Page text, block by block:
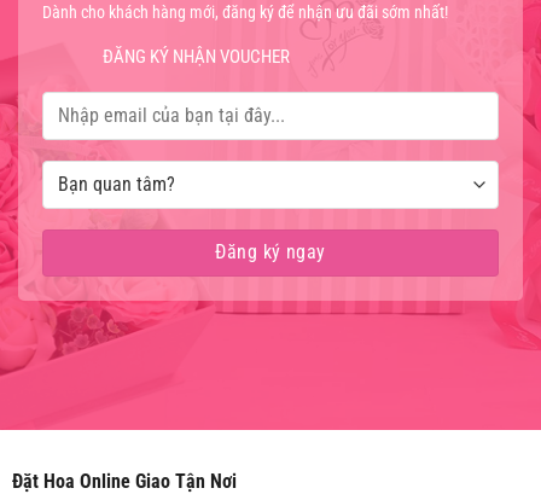
Dành cho khách hàng mới, đăng ký để nhận ưu đãi sớm nhất!
ĐĂNG KÝ NHẬN VOUCHER
Đặt Hoa Online Giao Tận Nơi